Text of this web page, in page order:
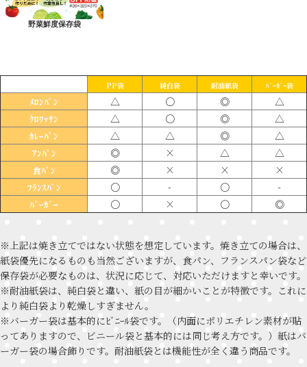
野菜鮮度保存袋
PP袋 純白袋 耐油紙袋 ﾊﾞｰｶﾞｰ袋
ﾒﾛﾝﾊﾟﾝ △ 〇 ◎ △
ｸﾛﾜｯｻﾝ △ 〇 ◎ △
ｶﾚｰﾊﾟﾝ △ △ ◎ △
ｱﾝﾊﾟﾝ ◎ × △ △
食ﾊﾟﾝ ◎ × × ×
ﾌﾗﾝｽﾊﾟﾝ 〇 - 〇 -
ﾊﾞｰｶﾞｰ 〇 × 〇 ◎
※上記は焼き立てではない状態を想定しています。焼き立ての場合は、
紙袋優先になるものも当然ございますが、食パン、フランスパン袋など
保存袋が必要なものは、状況に応じて、対応いただけますと幸いです。
※耐油紙袋は、純白袋と違い、紙の目が細かいことが特徴です。これに
より純白袋より乾燥しすぎません。
※バーガー袋は基本的にﾋﾞﾆｰﾙ袋です。（内面にポリエチレン素材が貼
ってありますので、ビニール袋と基本的には同じ考え方です。）紙はバ
ーガー袋の場合飾りです。耐油紙袋とは機能性が全く違う商品です。